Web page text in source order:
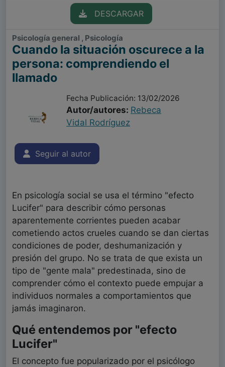
DESCARGAR
Psicología general , Psicología
Cuando la situación oscurece a la
persona: comprendiendo el
llamado
Fecha Publicación: 13/02/2026
Autor/autores: Rebeca
Vidal Rodríguez
Seguir al autor
En psicología social se usa el término "efecto
Lucifer" para describir cómo personas
aparentemente corrientes pueden acabar
cometiendo actos crueles cuando se dan ciertas
condiciones de poder, deshumanización y
presión del grupo. No se trata de que exista un
tipo de "gente mala" predestinada, sino de
comprender cómo el contexto puede empujar a
individuos normales a comportamientos que
jamás imaginaron.
Qué entendemos por "efecto
Lucifer"
El concepto fue popularizado por el psicólogo